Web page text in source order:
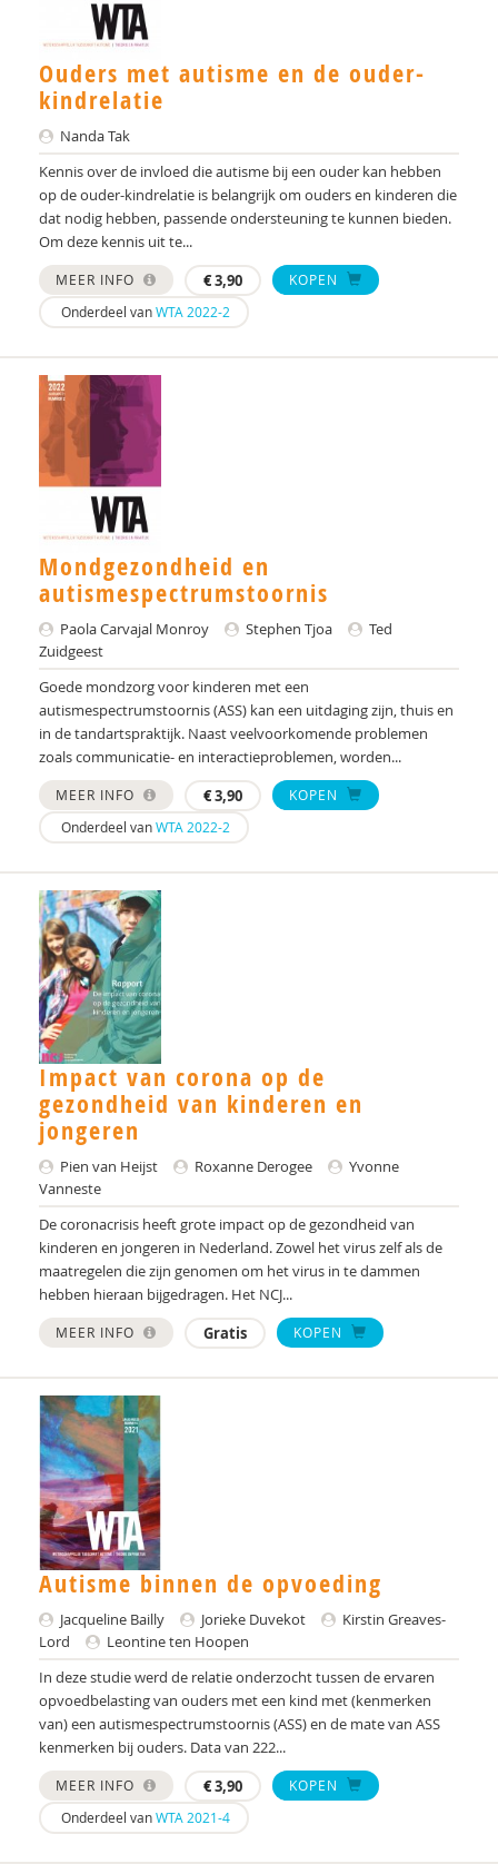
Ouders met autisme en de ouder-
kindrelatie
Nanda Tak
Kennis over de invloed die autisme bij een ouder kan hebben
op de ouder-kindrelatie is belangrijk om ouders en kinderen die
dat nodig hebben, passende ondersteuning te kunnen bieden.
Om deze kennis uit te...
MEER INFO €3,90
KOPEN
Onderdeel vanWTA 2022-2
Mondgezondheid en
autismespectrumstoornis
Paola Carvajal Monroy Stephen Tjoa
Ted
Zuidgeest
Goede mondzorg voor kinderen met een
autismespectrumstoornis (ASS) kan een uitdaging zijn, thuis en
in de tandartspraktijk. Naast veelvoorkomende problemen
zoals communicatie- en interactieproblemen, worden...
MEER INFO €3,90
KOPEN
Onderdeel vanWTA 2022-2
Impact van corona op de
gezondheid van kinderen en
jongeren
Pien van Heijst Roxanne Derogee
Yvonne
Vanneste
De coronacrisis heeft grote impact op de gezondheid van
kinderen en jongeren in Nederland. Zowel het virus zelf als de
maatregelen die zijn genomen om het virus in te dammen
hebben hieraan bijgedragen. Het NCJ...
MEER INFO Gratis KOPEN
Autisme binnen de opvoeding
Jacqueline Bailly Jorieke Duvekot
Kirstin Greaves-
Lord
Leontine ten Hoopen
In deze studie werd de relatie onderzocht tussen de ervaren
opvoedbelasting van ouders met een kind met (kenmerken
van) een autismespectrumstoornis (ASS) en de mate van ASS
kenmerken bij ouders. Data van 222...
MEER INFO €3,90
KOPEN
Onderdeel vanWTA 2021-4